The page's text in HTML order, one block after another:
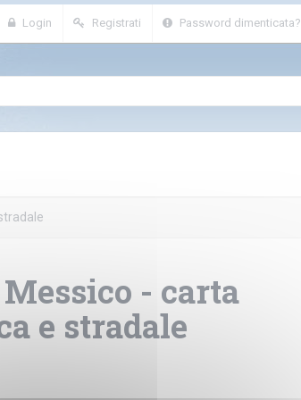
Login Registrati Password dimenticata?
- carta
e stradale